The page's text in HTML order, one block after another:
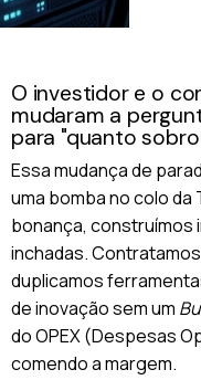
O investidor e o
mudaram a
para "quanto
Essa mudança de
uma bomba no colo
bonança,
inchadas.
duplicamos
de inovação sem um
do OPEX (Despesas
comendo a margem.